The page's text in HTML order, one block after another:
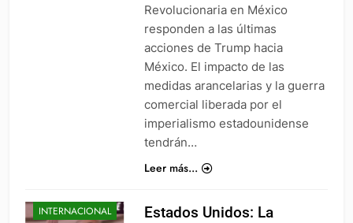
Revolucionaria en México
responden a las últimas
acciones de Trump hacia
México. El impacto de las
medidas arancelarias y la guerra
comercial liberada por el
imperialismo estadounidense
tendrán…
Leer más...
INTERNACIONAL
Estados Unidos: La